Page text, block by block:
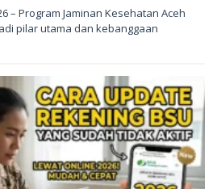
– Program Jaminan Kesehatan Aceh
pilar utama dan kebanggaan